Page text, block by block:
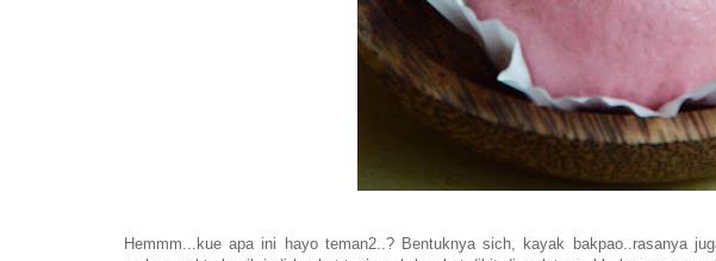
Hemmm...kue apa ini hayo teman2..? Bentuknya sich, kayak bakpao..rasanya